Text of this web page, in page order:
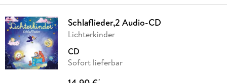
Schlaflieder,2 Audio-CD
Lichterkinder
CD
Sofort lieferbar
*